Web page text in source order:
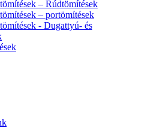
– Rúdtömítések
– portömítések
- Dugattyú- és